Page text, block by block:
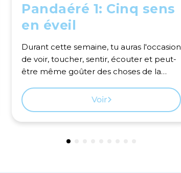
Pandaéré 1: Cinq sens
en éveil
Durant cette semaine, tu auras l'occasion
de voir, toucher, sentir, écouter et peut-
être même goûter des choses de la
Voir